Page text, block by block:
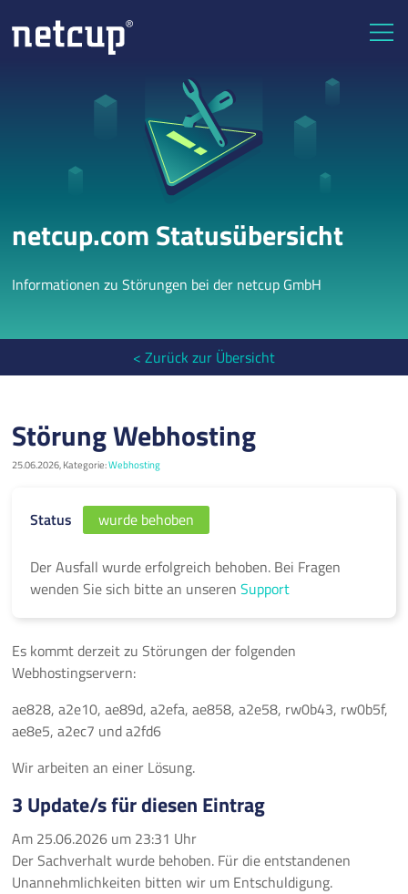
netcup.com Statusübersicht
Informationen zu Störungen bei der netcup GmbH
< Zurück zur Übersicht
Störung Webhosting
25.06.2026, Kategorie:Webhosting
Status wurde behoben
Der Ausfall wurde erfolgreich behoben. Bei Fragen
wenden Sie sich bitte an unseren Support
Es kommt derzeit zu Störungen der folgenden
Webhostingservern:
ae828, a2e10, ae89d, a2efa, ae858, a2e58, rw0b43, rw0b5f,
ae8e5, a2ec7 und a2fd6
Wir arbeiten an einer Lösung.
3 Update/s für diesen Eintrag
Am 25.06.2026um 23:31 Uhr
Der Sachverhalt wurde behoben. Für die entstandenen
Unannehmlichkeiten bitten wir um Entschuldigung.